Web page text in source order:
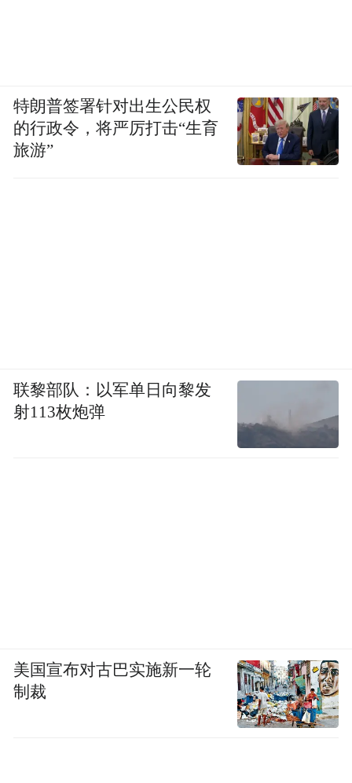
特朗普签署针对出生公民权
的行政令，将严厉打击“生育
旅游”
联黎部队：以军单日向黎发
射113枚炮弹
美国宣布对古巴实施新一轮
制裁